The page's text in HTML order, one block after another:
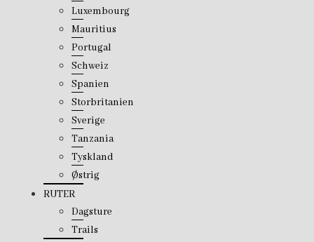
Luxembourg
Mauritius
Portugal
Schweiz
Spanien
Storbritanien
Sverige
Tanzania
Tyskland
Østrig
RUTER
Dagsture
Trails